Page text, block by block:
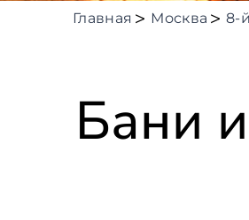
Главная Москва 8-
Бани